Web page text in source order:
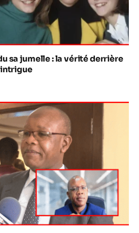
sa jumelle : la vérité derrière